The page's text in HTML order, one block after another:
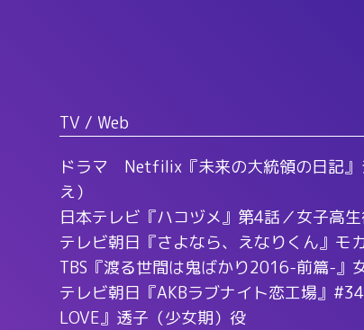
TV / Web
ドラマ Netfilix『未来の大統領の日記』
え）
日本テレビ『ハコヅメ』第4話／女子高
テレビ朝日『さよなら、えなりくん』モ
TBS『渡る世間は鬼ばかり2016-前篇-』
テレビ朝日『AKBラブナイト恋工場』
LOVE』透子（少女期）役